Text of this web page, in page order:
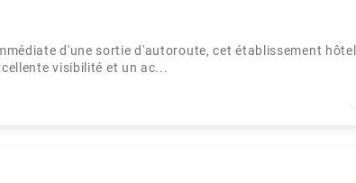
d'une sortie d'autoroute, cet établissement
visibilité et un ac...